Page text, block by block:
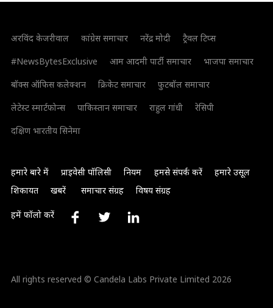
अरविंद केजरीवाल कांग्रेस समाचार नरेंद्र मोदी
ट्रैवल टिप्स
#NewsBytesExclusive
आम आदमी पार्टी समाचार
भाजपा समाचार
बॉक्स ऑफिस कलेक्शन
क्रिकेट समाचार
फुटबॉल समाचार
लेटेस्ट स्मार्टफोन्स
पाकिस्तान समाचार राहुल गांधी
रेसिपी
दक्षिण भारतीय सिनेमा
हमारे बारे में प्राइवेसी पॉलिसी नियम हमसे संपर्क करें
हमारे उसूल
शिकायत
खबरें समाचार संग्रह विषय संग्रह
हमें फॉलो करें
All rights reserved © Candela Labs Private Limited 2026